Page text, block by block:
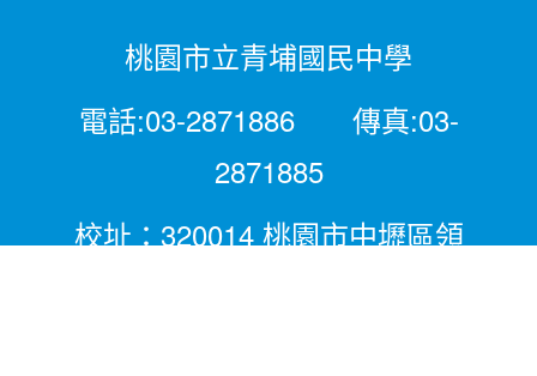
桃園市立青埔國民中學
電話:03-2871886 傳真:03-
2871885
校址：320014 桃園市中壢區領